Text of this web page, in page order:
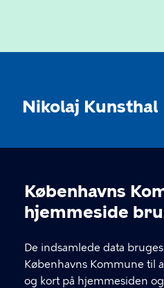
Københavns
hjemmeside
De indsamlede data
Københavns Kommune til
og kort på hjemmesiden
Nikolaj Kunsthal
Nikolaj Plads 10, 1067
EAN: 5798009780331